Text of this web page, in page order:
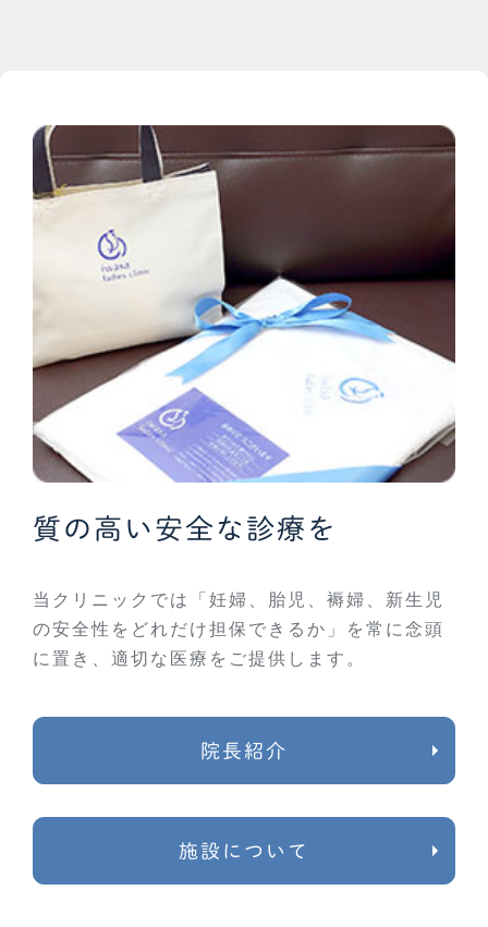
質の高い安全な診療を
当クリニックでは「妊婦、胎児、褥婦、新生児
の安全性をどれだけ担保できるか」を常に念頭
に置き、適切な医療をご提供します。
院長紹介
施設について